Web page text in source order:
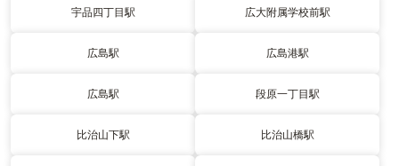
宇品四丁目駅 広大附属学校前駅
広島駅 広島港駅
広島駅 段原一丁目駅
比治山下駅 比治山橋駅